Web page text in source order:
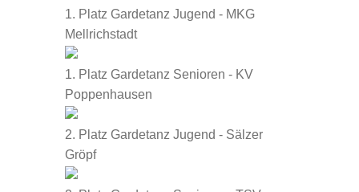
1. Platz Gardetanz Jugend - MKG
Mellrichstadt
1. Platz Gardetanz Senioren - KV
Poppenhausen
2. Platz Gardetanz Jugend - Sälzer
Gröpf